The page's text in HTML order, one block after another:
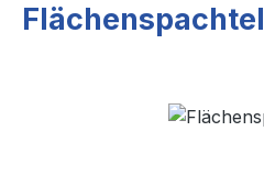
Flächenspachtel
Bildergalerie überspringen